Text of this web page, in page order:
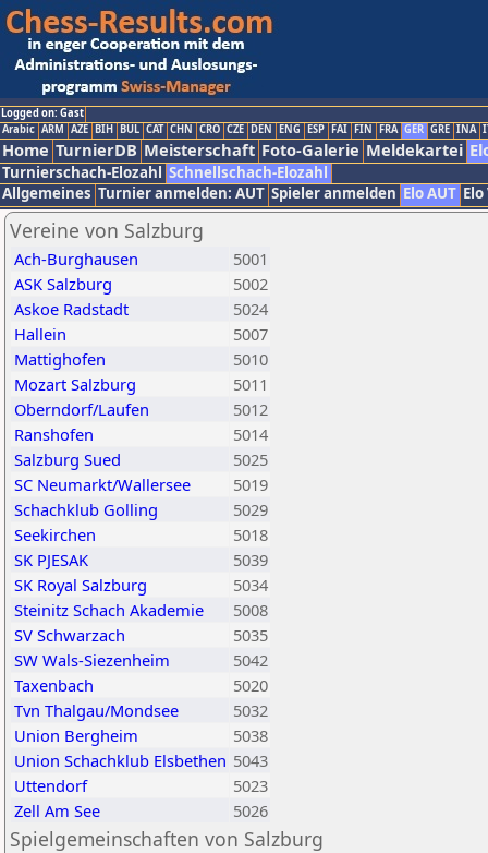
Logged on: Gast
Arabic ARM AZE BIH BUL CAT CHN CRO CZE DEN ENG ESP FAI FIN FRA GER GRE INA
Home TurnierDB Meisterschaft Foto-Galerie Meldekartei
Turnierschach-Elozahl Schnellschach-Elozahl
Allgemeines Turnier anmelden: AUT Spieler anmelden Elo AUT
Vereine von Salzburg
Ach-Burghausen
5001
ASK Salzburg
5002
Askoe Radstadt
5024
Hallein
5007
Mattighofen
5010
Mozart Salzburg
5011
Oberndorf/Laufen
5012
Ranshofen
5014
Salzburg Sued
5025
SC Neumarkt/Wallersee
5019
Schachklub Golling
5029
Seekirchen
5018
SK PJESAK
5039
SK Royal Salzburg
5034
Steinitz Schach Akademie
5008
SV Schwarzach
5035
SW Wals-Siezenheim
5042
Taxenbach
5020
Tvn Thalgau/Mondsee
5032
Union Bergheim
5038
Union Schachklub Elsbethen 5043
Uttendorf
5023
Zell Am See
5026
Spielgemeinschaften von Salzburg